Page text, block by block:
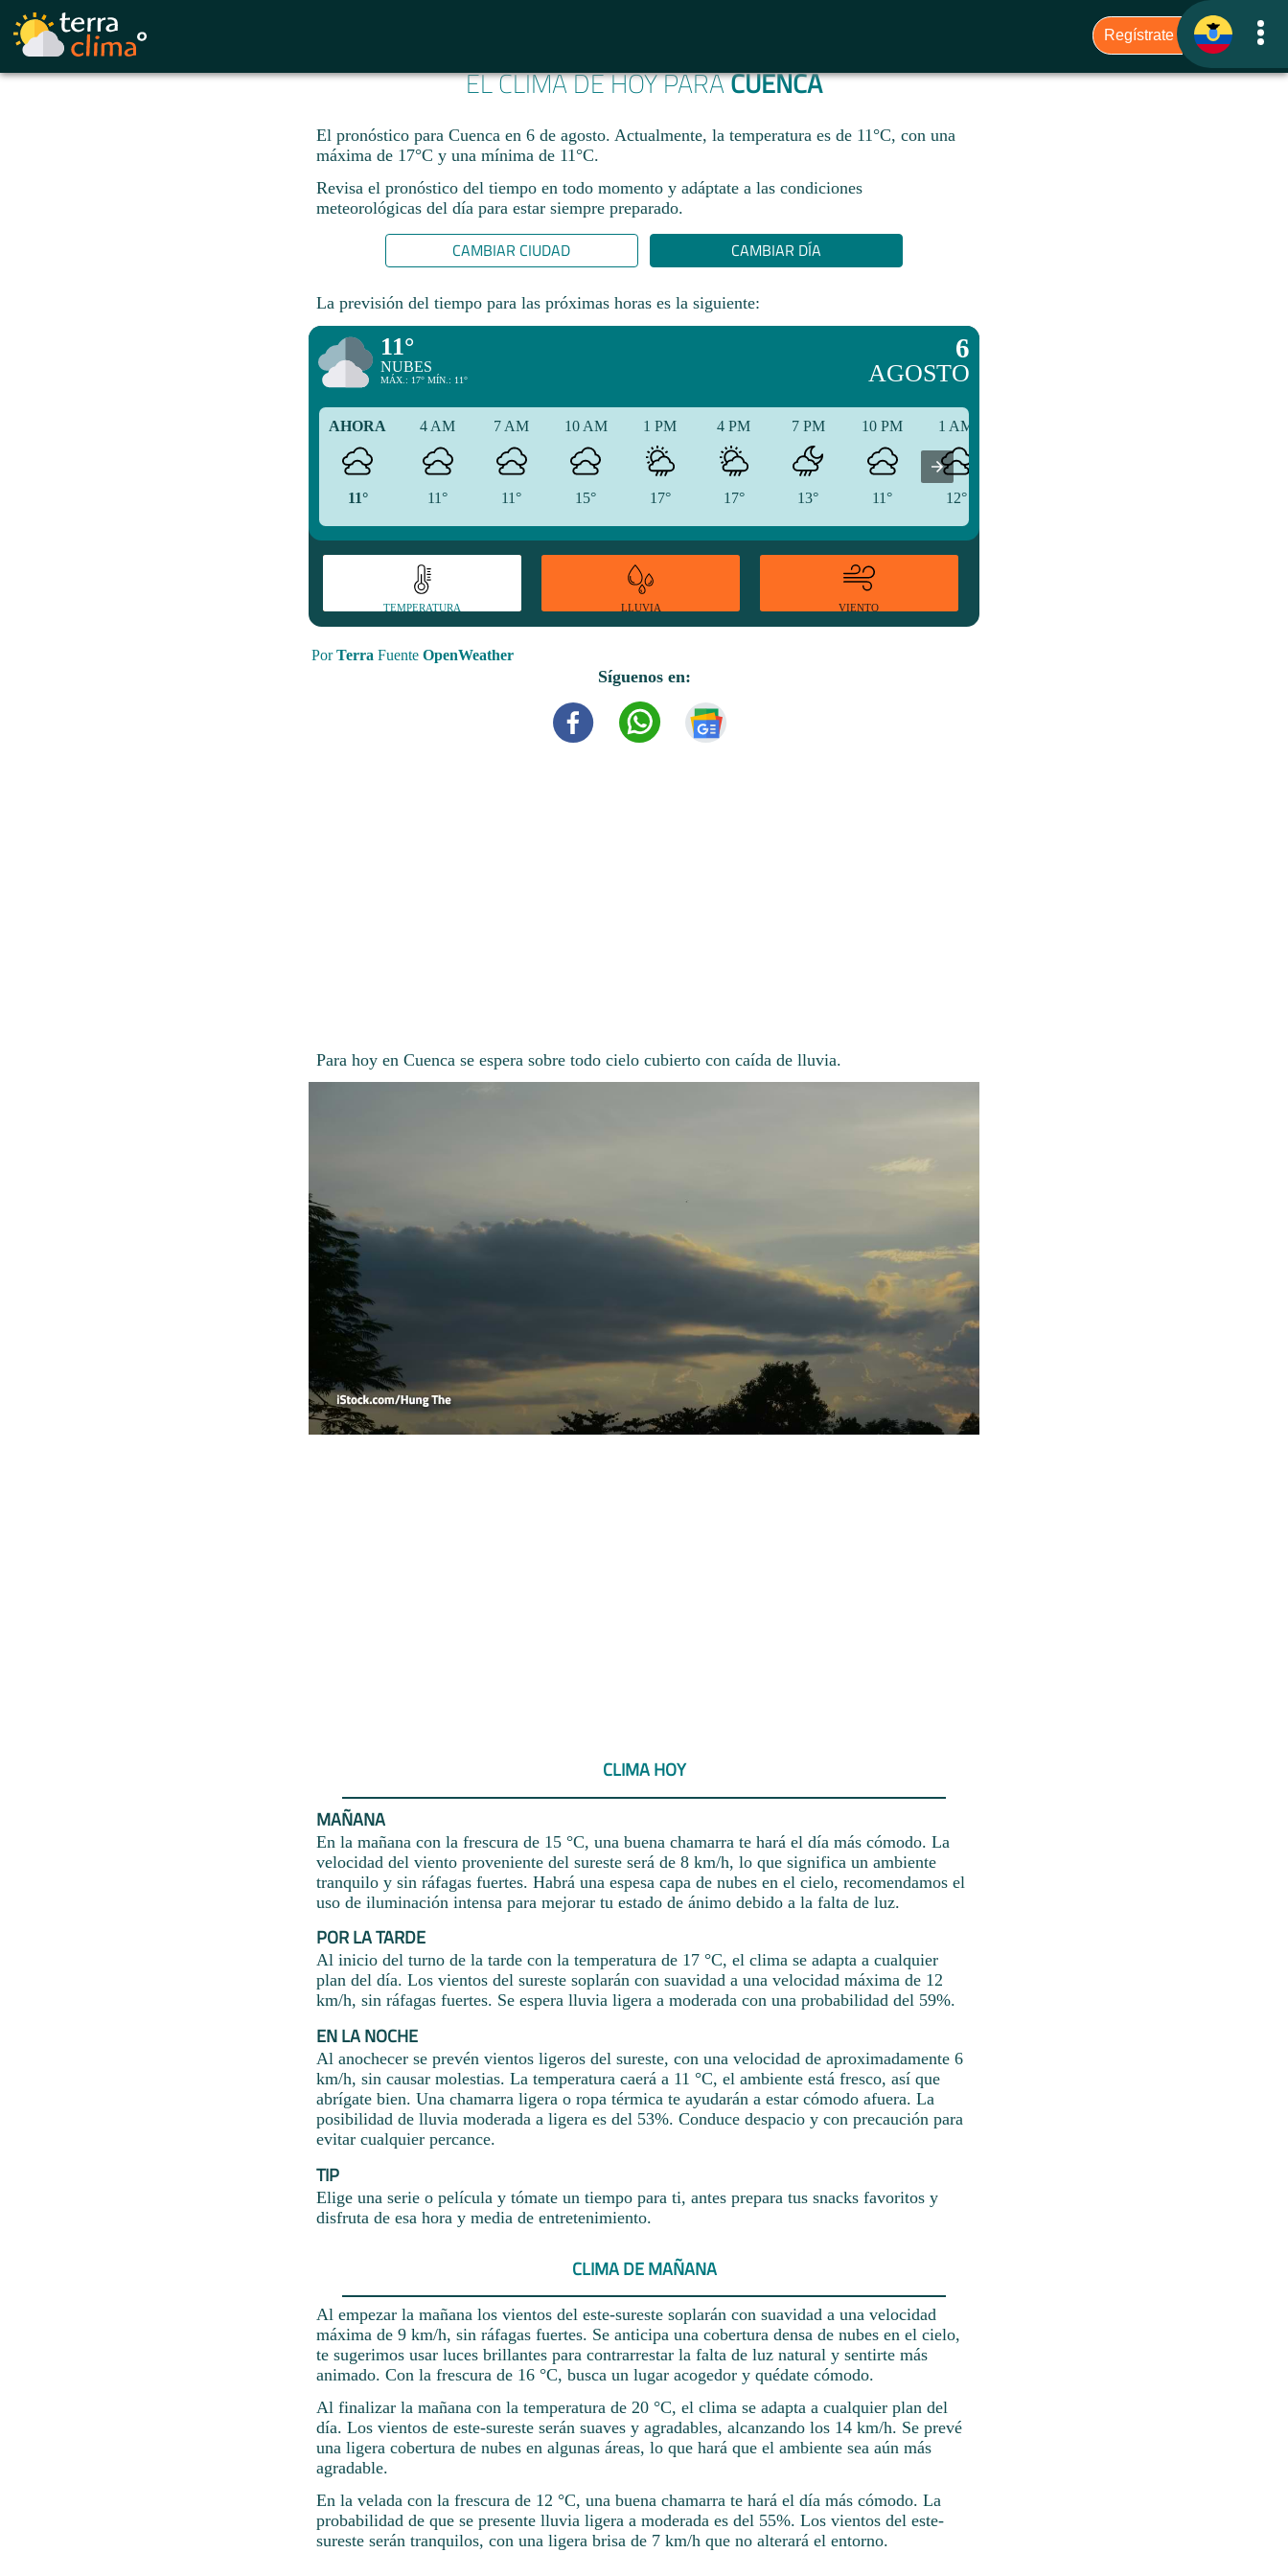
EL CLIMA DE HOY PARACUENCA
El pronóstico para Cuenca en 6 de agosto. Actualmente, la temperatura es de 11°C, con una
máxima de 17°C y una mínima de 11°C.
Revisa el pronóstico del tiempo en todo momento y adáptate a las condiciones
meteorológicas del día para estar siempre preparado.​
CAMBIAR CIUDAD CAMBIAR DÍA
La previsión del tiempo para las próximas horas es la siguiente:
11°
NUBES
MÁX.: 17° MÍN.: 11°
6
AGOSTO
AHORA
11°
4 AM
11°
7 AM
11°
10 AM
15°
1 PM
17°
4 PM
17°
7 PM
13°
10 PM
11°
1 AM
12°
TEMPERATURA LLUVIA VIENTO
PorTerra Fuente OpenWeather
Síguenos en:
Para hoy en Cuenca se espera sobre todo cielo cubierto con caída de lluvia.
CLIMA HOY
MAÑANA
En la mañana con la frescura de 15 °C, una buena chamarra te hará el día más cómodo. La
velocidad del viento proveniente del sureste será de 8 km/h, lo que significa un ambiente
tranquilo y sin ráfagas fuertes. Habrá una espesa capa de nubes en el cielo, recomendamos el
uso de iluminación intensa para mejorar tu estado de ánimo debido a la falta de luz.
POR LA TARDE
Al inicio del turno de la tarde con la temperatura de 17 °C, el clima se adapta a cualquier
plan del día. Los vientos del sureste soplarán con suavidad a una velocidad máxima de 12
km/h, sin ráfagas fuertes. Se espera lluvia ligera a moderada con una probabilidad del 59%.
EN LA NOCHE
Al anochecer se prevén vientos ligeros del sureste, con una velocidad de aproximadamente 6
km/h, sin causar molestias. La temperatura caerá a 11 °C, el ambiente está fresco, así que
abrígate bien. Una chamarra ligera o ropa térmica te ayudarán a estar cómodo afuera. La
posibilidad de lluvia moderada a ligera es del 53%. Conduce despacio y con precaución para
evitar cualquier percance.
TIP
Elige una serie o película y tómate un tiempo para ti, antes prepara tus snacks favoritos y
disfruta de esa hora y media de entretenimiento.
CLIMA DE MAÑANA
Al empezar la mañana los vientos del este-sureste soplarán con suavidad a una velocidad
máxima de 9 km/h, sin ráfagas fuertes. Se anticipa una cobertura densa de nubes en el cielo,
te sugerimos usar luces brillantes para contrarrestar la falta de luz natural y sentirte más
animado. Con la frescura de 16 °C, busca un lugar acogedor y quédate cómodo.
Al finalizar la mañana con la temperatura de 20 °C, el clima se adapta a cualquier plan del
día. Los vientos de este-sureste serán suaves y agradables, alcanzando los 14 km/h. Se prevé
una ligera cobertura de nubes en algunas áreas, lo que hará que el ambiente sea aún más
agradable.
En la velada con la frescura de 12 °C, una buena chamarra te hará el día más cómodo. La
probabilidad de que se presente lluvia ligera a moderada es del 55%. Los vientos del este-
sureste serán tranquilos, con una ligera brisa de 7 km/h que no alterará el entorno.